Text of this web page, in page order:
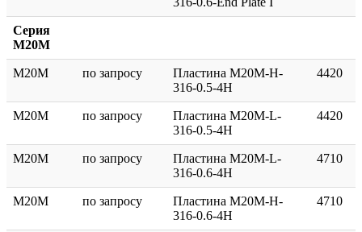
Серия
M20M
M20M по запросу
Пластина M20M-H-
316-0.5-4H
4420
M20M по запросу
Пластина M20M-L-
316-0.5-4H
4420
M20M по запросу
Пластина M20M-L-
316-0.6-4H
4710
M20M по запросу
Пластина M20M-H-
316-0.6-4H
4710